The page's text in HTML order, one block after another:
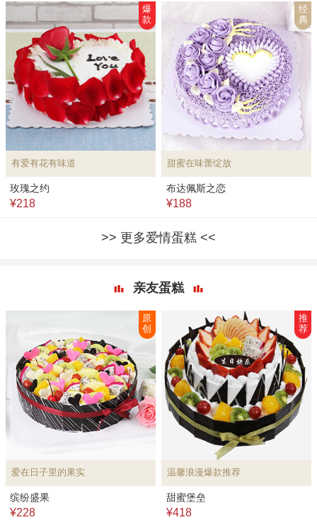
有爱有花有味道
爆
款
玫瑰之约
¥218
甜蜜在味蕾绽放
经
典
布达佩斯之恋
¥188
更多爱情蛋糕
亲友蛋糕
爱在日子里的果实
原
创
缤纷盛果
¥228
温馨浪漫爆款推荐
推
荐
甜蜜堡垒
¥418